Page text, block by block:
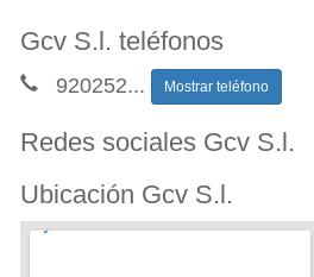
Gcv S.l. teléfonos
920252... Mostrar teléfono
Redes sociales Gcv S.l.
Ubicación Gcv S.l.